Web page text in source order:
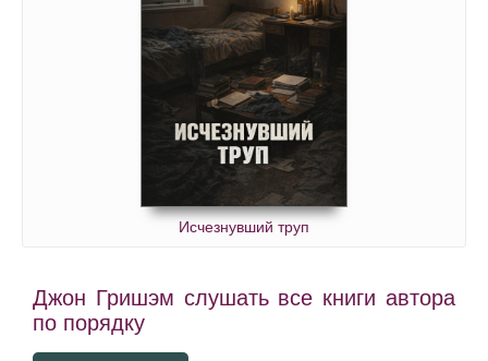
Исчезнувший труп
Джон Гришэм слушать все книги автора
по порядку